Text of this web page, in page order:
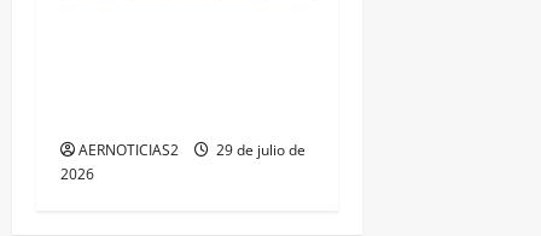
AERNOTICIAS2
29 de julio de
2026